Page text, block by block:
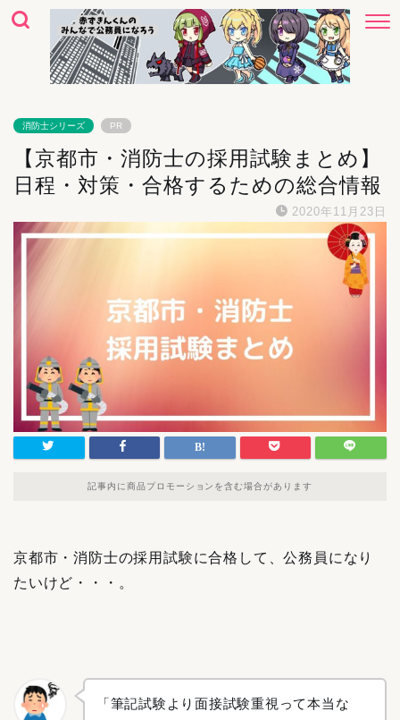
消防士シリーズ PR
【京都市・消防士の採用試験まとめ】
日程・対策・合格するための総合情報
2020年11月23日
記事内に商品プロモーションを含む場合があります
京都市・消防士の採用試験に合格して、公務員になり
たいけど・・・。
「筆記試験より面接試験重視って本当な